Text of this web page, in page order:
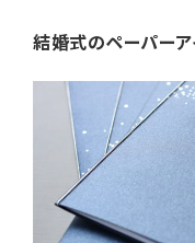
結婚式のペーパーア